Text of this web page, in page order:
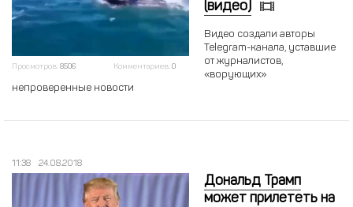
Просмотров: 8506 Комментариев: 0
(видео)
Видео создали авторы
Telegram-канала, уставшие
от журналистов,
«ворующих»
непроверенные новости
11:38 24.08.2018
Дональд Трамп
может прилететь на